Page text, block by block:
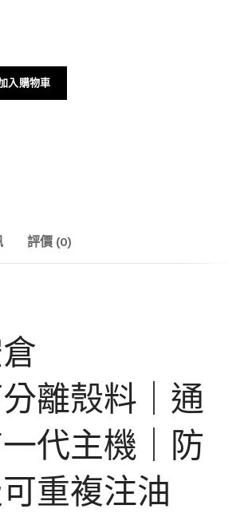
入購物車
評價 (0)
離殼料｜通
代主機｜防
重複注油